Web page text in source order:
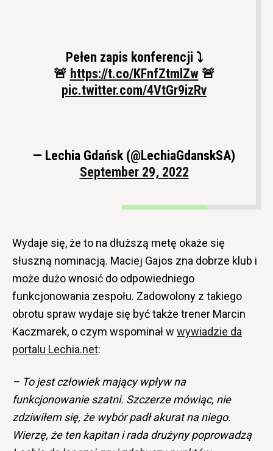
Pełen zapis konferencji ⤵
🚨 https://t.co/KFnfZtmlZw🚨
pic.twitter.com/4VtGr9izRv
— Lechia Gdańsk (@LechiaGdanskSA)
September 29, 2022
Wydaje się, że to na dłuższą metę okaże się
słuszną nominacją. Maciej Gajos zna dobrze klub i
może dużo wnosić do odpowiedniego
funkcjonowania zespołu. Zadowolony z takiego
obrotu spraw wydaje się być także trener Marcin
Kaczmarek, o czym wspominał w wywiadzie da
portalu Lechia.net:
– To jest człowiek mający wpływ na
funkcjonowanie szatni. Szczerze mówiąc, nie
zdziwiłem się, że wybór padł akurat na niego.
Wierzę, że ten kapitan i rada drużyny poprowadzą